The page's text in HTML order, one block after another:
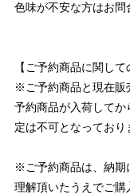
色味が不安な方はお問
【ご予約商品に関して
※ご予約商品と現在販
予約商品が入荷して
定は不可となっており
※ご予約商品は、納期
理解頂いたうえでご購